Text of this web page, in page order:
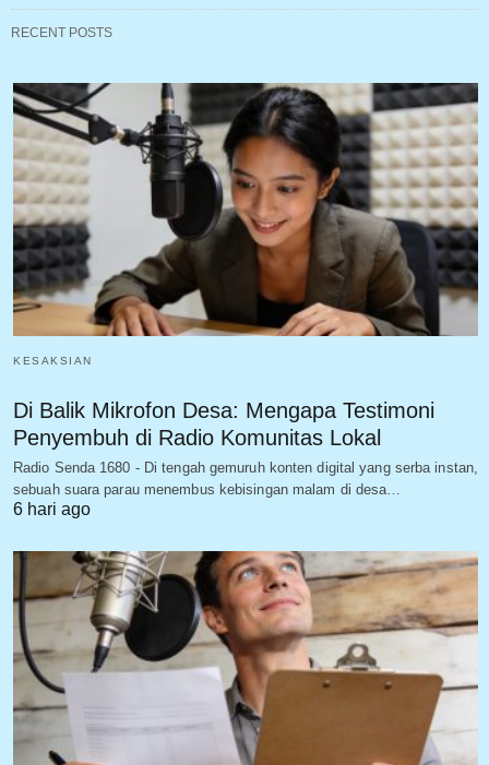
RECENT POSTS
KESAKSIAN
Di Balik Mikrofon Desa: Mengapa Testimoni
Penyembuh di Radio Komunitas Lokal
Radio Senda 1680 - Di tengah gemuruh konten digital yang serba instan,
sebuah suara parau menembus kebisingan malam di desa…
6 hari ago